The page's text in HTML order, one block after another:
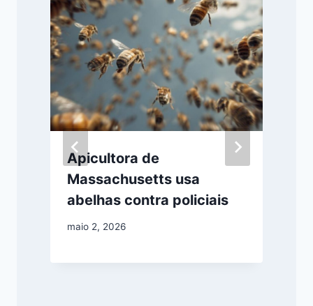
Apicultora de
Massachusetts usa
abelhas contra policiais
maio 2, 2026